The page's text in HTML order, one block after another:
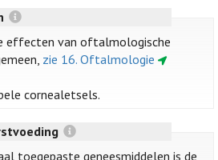
effecten van oftalmologische
zie 16. Oftalmologie
cornealetsels.
toegepaste geneesmiddelen is de